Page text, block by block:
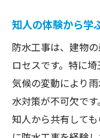
知人の体験から学
防水工事は、建物
ロセスです。特に
気候の変動により
水対策が不可欠で
知人から共有して